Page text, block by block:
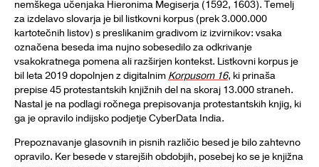
nemškega učenjaka Hieronima Megiserja (1592, 1603). Temelj
za izdelavo slovarja je bil listkovni korpus (prek 3.000.000
kartotečnih listov) s preslikanim gradivom iz izvirnikov: vsaka
označena beseda ima nujno sobesedilo za odkrivanje
vsakokratnega pomena ali razširjen kontekst. Listkovni korpus je
bil leta 2019 dopolnjen z digitalnim Korpusom 16, ki prinaša
prepise 45 protestantskih knjižnih del na skoraj 13.000 straneh.
Nastal je na podlagi ročnega prepisovanja protestantskih knjig, ki
ga je opravilo indijsko podjetje CyberData India.
Prepoznavanje glasovnih in pisnih različic besed je bilo zahtevno
opravilo. Ker besede v starejših obdobjih, posebej ko se je knjižna